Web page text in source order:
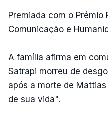
Premiada com o
Comunicação e
A família afirma em
Satrapi morreu de
após a morte de
de sua vida".